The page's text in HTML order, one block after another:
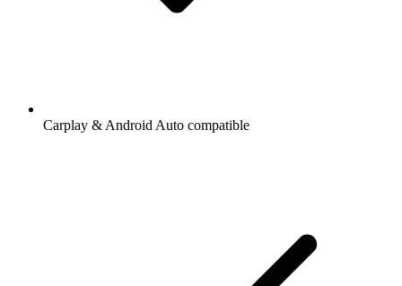
Carplay & Android Auto compatible